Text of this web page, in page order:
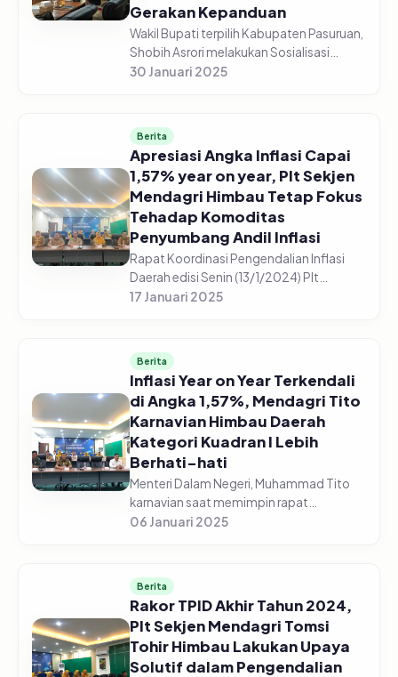
Gerakan Kepanduan
Wakil Bupati terpilih Kabupaten Pasuruan,
Shobih Asrori melakukan Sosialisasi
sekaligus Arahan Ketua Kwartir Cabang
30 Januari 2025
Berita
Apresiasi Angka Inflasi Capai
1,57% year on year, Plt Sekjen
Mendagri Himbau Tetap Fokus
Tehadap Komoditas
Penyumbang Andil Inflasi
Rapat Koordinasi Pengendalian Inflasi
Daerah edisi Senin (13/1/2024) Plt
Sekretaris Jenderal (Sekjen) Kementerian
17 Januari 2025
Berita
Inflasi Year on Year Terkendali
di Angka 1,57%, Mendagri Tito
Karnavian Himbau Daerah
Kategori Kuadran I Lebih
Berhati-hati
Menteri Dalam Negeri, Muhammad Tito
karnavian saat memimpin rapat
koordinasi inflasi daerah secara virtual
Senin...
06 Januari 2025
Berita
Rakor TPID Akhir Tahun 2024,
Plt Sekjen Mendagri Tomsi
Tohir Himbau Lakukan Upaya
Solutif dalam Pengendalian